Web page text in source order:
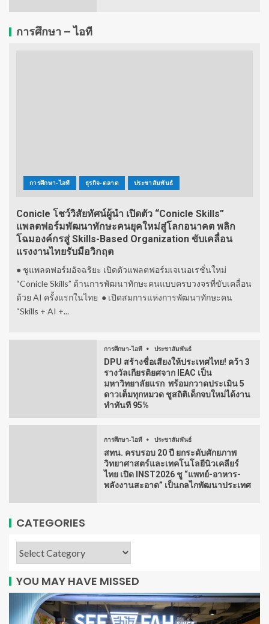
การศึกษา – ไอที
การศึกษา-ไอที ธุรกิจ-ตลาด ประชาสัมพันธ์
Conicle โชว์วิสัยทัศน์ผู้นำ เปิดตัว “Conicle Skills”
แพลตฟอร์มพัฒนาทักษะคนยุคใหม่สู่โลกอนาคต พลิก
โฉมองค์กรสู่ Skills-Based Organization ขับเคลื่อน
แรงงานไทยรับมือวิกฤต
● ชูแพลตฟอร์มอัจฉริยะ เปิดตัวแพลตฟอร์มเจเนอเรชั่นใหม่
“Conicle Skills” ด้านการพัฒนาทักษะคนแบบครบวงจรที่ขับเคลื่อน
ด้วย AI ครั้งแรกในไทย ● เปิดสมการแห่งการพัฒนาทักษะคน
“Skills + AI +...
การศึกษา-ไอที ประชาสัมพันธ์
DPU สร้างชื่อเสียงให้ประเทศไทย! คว้า 3
รางวัลเกียรติยศจาก IEAC เป็น
มหาวิทยาลัยแรก พร้อมกวาดประเมิน 5
ดาวเต็มทุกหมวด ชูสถิติเด็กจบใหม่ได้งาน
ทำทันที 95%
การศึกษา-ไอที ประชาสัมพันธ์
สทน. ครบรอบ 20 ปี ยกระดับศักยภาพ
วิทยาศาสตร์และเทคโนโลยีนิวเคลียร์
ไทย เปิด INST2026 ชู “แพทย์-อาหาร-
พลังงานสะอาด” เป็นกลไกพัฒนาประเทศ
CATEGORIES
YOU MAY HAVE MISSED